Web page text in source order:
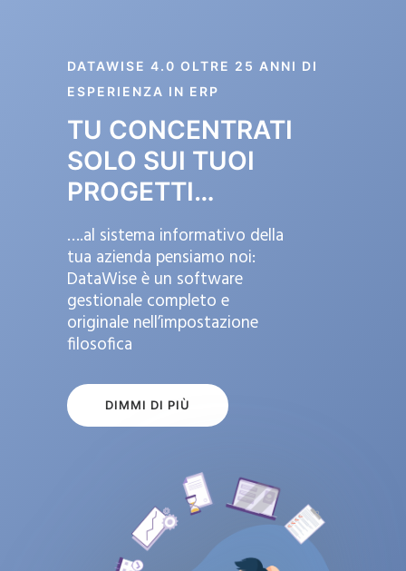
DATAWISE 4.0 OLTRE 25 ANNI DI
ESPERIENZA IN ERP
TU CONCENTRATI
SOLO SUI TUOI
PROGETTI…
….al sistema informativo della
tua azienda pensiamo noi:
DataWise è un software
gestionale completo e
originale nell’impostazione
filosofica
DIMMI DI PIÙ